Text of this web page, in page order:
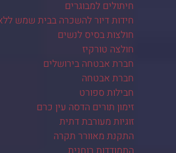
חיתולים למבוגרים
חידות דיור להשכרה בבית שמש
חולצות בסיס לנשים
חולצה טורקיז
חברת אבטחה בירושלים
חברת אבטחה
חבילות ספורט
זימון תורים הדסה עין כרם
זוגיות מעורבת דתית
התקנת מאוורר תקרה